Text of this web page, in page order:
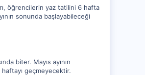
öğrencilerin yaz tatilini 6 hafta
sonunda başlayabileceği
biter. Mayıs ayının
geçmeyecektir.